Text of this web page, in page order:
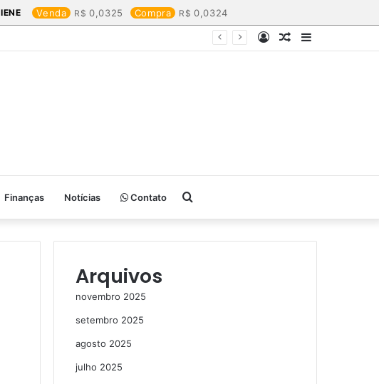
IENE Venda 0,0325 Compra 0,0324
Barra
Artigo
Entrar
Finanças Notícias Contato Procurar
por
Arquivos
novembro 2025
setembro 2025
agosto 2025
julho 2025